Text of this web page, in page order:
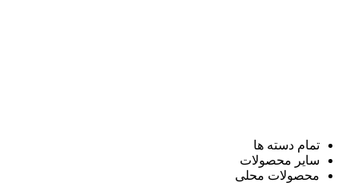
تمام دسته ها
سایر محصولات
محصولات محلی